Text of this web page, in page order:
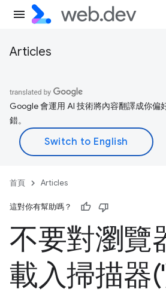
Articles
Google 會運用 AI 技術將內容翻譯成你偏
錯。
首頁 Articles
這對你有幫助嗎？
不要對瀏覽
載入掃描器